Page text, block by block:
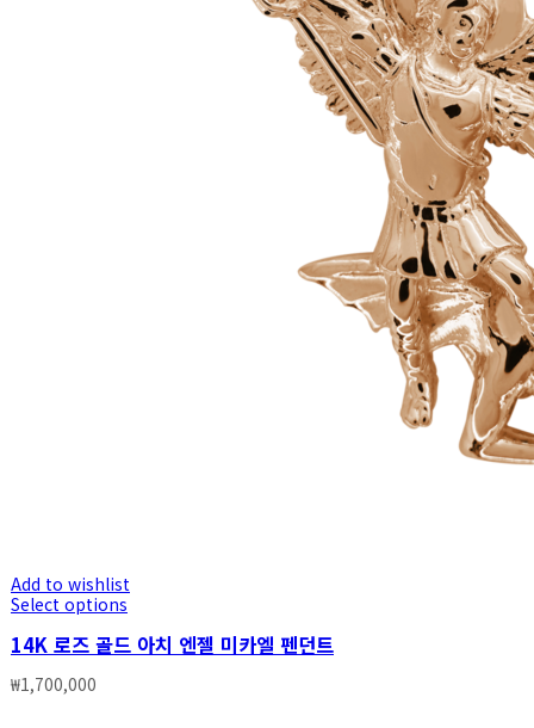
Add to wishlist
Select options
14K 로즈 골드 아치 엔젤 미카엘 펜던트
₩1,700,000